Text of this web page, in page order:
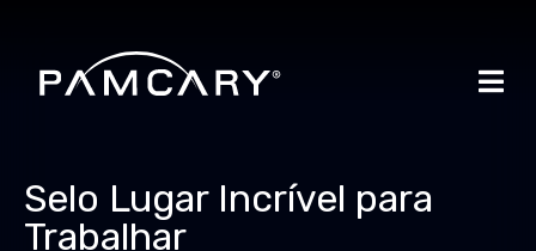
Selo Lugar Incrível para
Trabalhar